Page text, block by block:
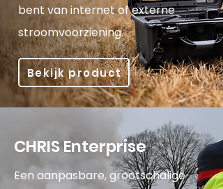
bent van internet of externe
stroomvoorziening.
Bekijk product
CHRIS Enterprise
Een aanpasbare, grootschalige